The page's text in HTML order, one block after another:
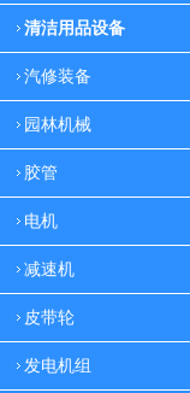
清洁用品设备
汽修装备
园林机械
胶管
电机
减速机
皮带轮
发电机组